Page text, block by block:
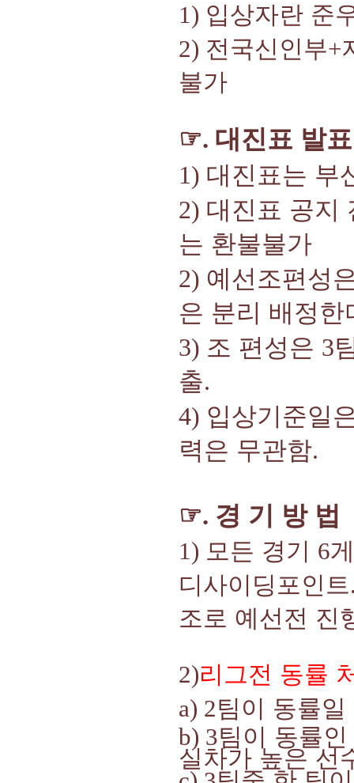
1) 입상자란 준
2) 전국신인부+
불가
☞. 대진표 발표
1) 대진표는 부
2) 대진표 공지
는 환불불가
2) 예선조편성
은 분리 배정한
3) 조 편성은 3
출.
4) 입상기준일
력은 무관함.
☞. 경 기 방 법
1) 모든 경기 6
디사이딩포인트
조로 예선전 진
2)리그전 동률
a) 2팀이 동률
b) 3팀이 동률
실차가 높은 선